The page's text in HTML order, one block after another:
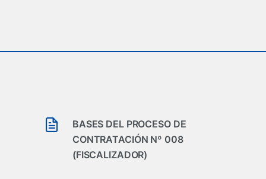
BASES DEL PROCESO DE
CONTRATACIÓN Nº 008
(FISCALIZADOR)